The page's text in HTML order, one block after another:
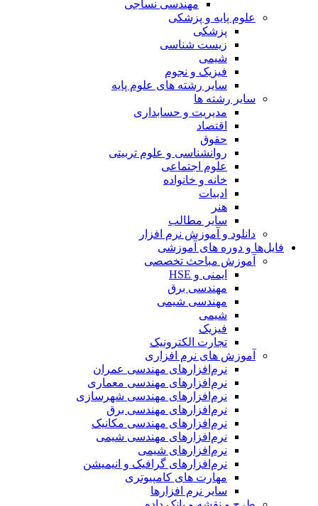
مهندسی نساجی
علوم پایه و پزشکی
پزشکی
زیست شناسی
شیمی
فیزیک و نجوم
سایر رشته های علوم پایه
سایر رشته ها
مدیریت و حسابداری
اقتصاد
حقوق
روانشناسی و علوم تربیتی
علوم اجتماعی
خانه و خانواده
ادبیات
هنر
سایر مطالب
دانلود و آموزش نرم افزار
فایل‌ها و دوره های آموزشی
آموزش مباحث تخصصی
ایمنی و HSE
مهندسی برق
مهندسی شیمی
شیمی
فیزیک
تجارت الکترونیک
آموزش های نرم افزاری
نرم‌افزارهای مهندسی عمران
نرم‌افزارهای مهندسی معماری
نرم‌افزارهای مهندسی شهرسازی
نرم‌افزارهای مهندسی برق
نرم‌افزارهای مهندسی مکانیک
نرم‌افزارهای مهندسی شیمی
نرم‌افزارهای شیمی
نرم‌افزارهای گرافیک و انیمیشن
مهارت های کامپیوتری
سایر نرم افزارها